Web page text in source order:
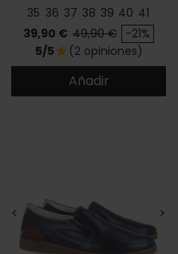
35 36 37 38 39 40 41
Precio
39,90 € Precio base
49,90 € -21%
5/5star (2 opiniones)
Añadir
< >